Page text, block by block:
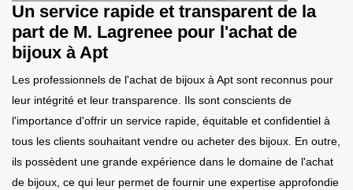
Un service rapide et transparent de la
part de M. Lagrenee pour l'achat de
bijoux à Apt
Les professionnels de l'achat de bijoux à Apt sont reconnus pour
leur intégrité et leur transparence. Ils sont conscients de
l'importance d'offrir un service rapide, équitable et confidentiel à
tous les clients souhaitant vendre ou acheter des bijoux. En outre,
ils possèdent une grande expérience dans le domaine de l'achat
de bijoux, ce qui leur permet de fournir une expertise approfondie